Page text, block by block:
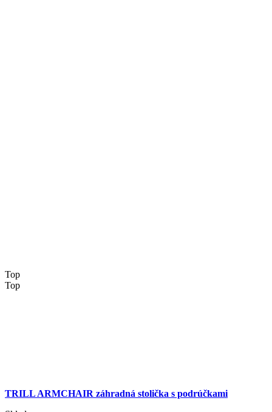
Top
Top
TRILL ARMCHAIR záhradná stolička s podrúčkami